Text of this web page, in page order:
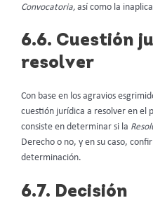
Convocatoria, así como la
6.6. Cuestión
resolver
Con base en los agravios
cuestión jurídica a resolver en el
consiste en determinar si la
Derecho o no, y en su caso,
determinación.
6.7. Decisión